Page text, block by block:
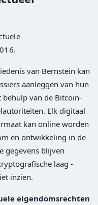
van Bernstein kan
aanleggen van hun
behulp van de Bitcoin-
Elk digitaal
kan online worden
en ontwikkeling in de
gegevens blijven
laag -
inzien.
eigendomsrechten